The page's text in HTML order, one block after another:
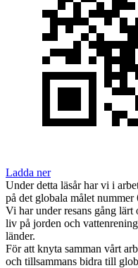
Ladda ner
Under detta läsår har vi i
på det globala målet
Vi har under resans gång
liv på jorden och
länder.
För att knyta samman vårt
och tillsammans bidra till